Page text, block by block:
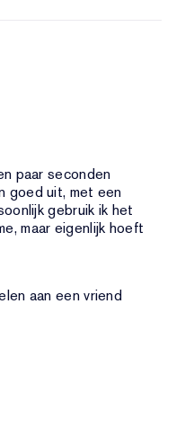
paar seconden
goed uit, met een
gebruik ik het
maar eigenlijk hoeft
aan een vriend